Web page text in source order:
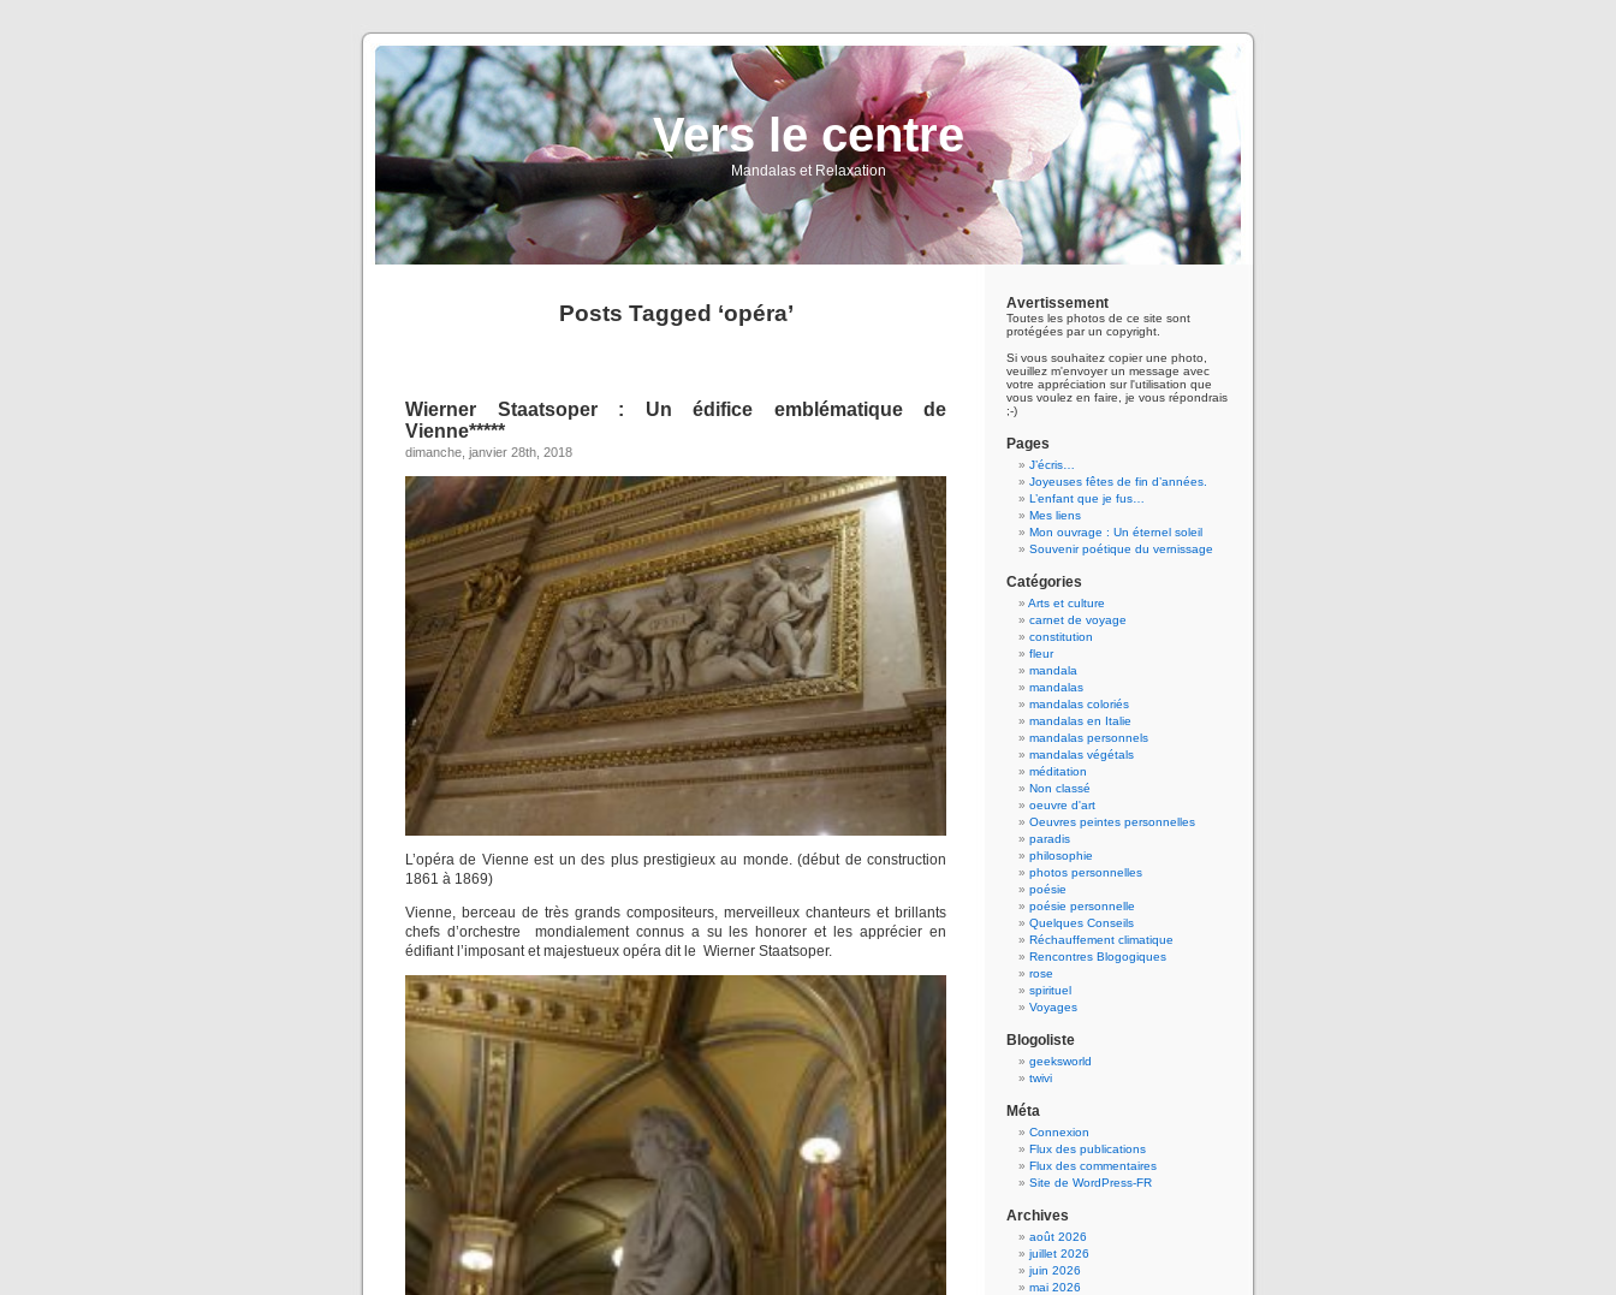
Vers le centre
Mandalas et Relaxation
Posts Tagged ‘opéra’
Wierner Staatsoper : Un édifice emblématique de
Vienne*****
dimanche, janvier 28th, 2018
L’opéra de Vienne est un des plus prestigieux au monde. (début de construction
1861 à 1869)
Vienne, berceau de très grands compositeurs, merveilleux chanteurs et brillants
chefs d’orchestre mondialement connus a su les honorer et les apprécier en
édifiant l’imposant et majestueux opéra dit le Wierner Staatsoper.
Avertissement
Toutes les photos de ce site sont
protégées par un copyright.
Si vous souhaitez copier une photo,
veuillez m'envoyer un message avec
votre appréciation sur l'utilisation que
vous voulez en faire, je vous répondrais
;-)
Pages
J’écris…
Joyeuses fêtes de fin d’années.
L’enfant que je fus…
Mes liens
Mon ouvrage : Un éternel soleil
Souvenir poétique du vernissage
Catégories
Arts et culture
carnet de voyage
constitution
fleur
mandala
mandalas
mandalas coloriés
mandalas en Italie
mandalas personnels
mandalas végétals
méditation
Non classé
oeuvre d'art
Oeuvres peintes personnelles
paradis
philosophie
photos personnelles
poésie
poésie personnelle
Quelques Conseils
Réchauffement climatique
Rencontres Blogogiques
rose
spirituel
Voyages
Blogoliste
geeksworld
twivi
Méta
Connexion
Flux des publications
Flux des commentaires
Site de WordPress-FR
Archives
août 2026
juillet 2026
juin 2026
mai 2026